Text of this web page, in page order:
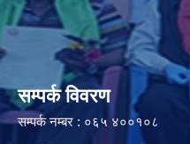
सम्पर्क विवरण
सम्पर्क नम्बर : ०६५ ४००१०८